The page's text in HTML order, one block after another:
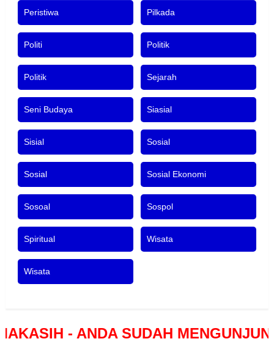
Peristiwa Pilkada
Politi Politik
Politik Sejarah
Seni Budaya Siasial
Sisial Sosial
Sosial Sosial Ekonomi
Sosoal Sospol
Spiritual Wisata
Wisata
ANDA SUDAH MENGUNJUNGI